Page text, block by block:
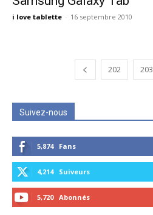
i love tablette - 16 septembre 2010
202 203
Suivez-nous
5,874 Fans
4,214 Suiveurs
5,720 Abonnés